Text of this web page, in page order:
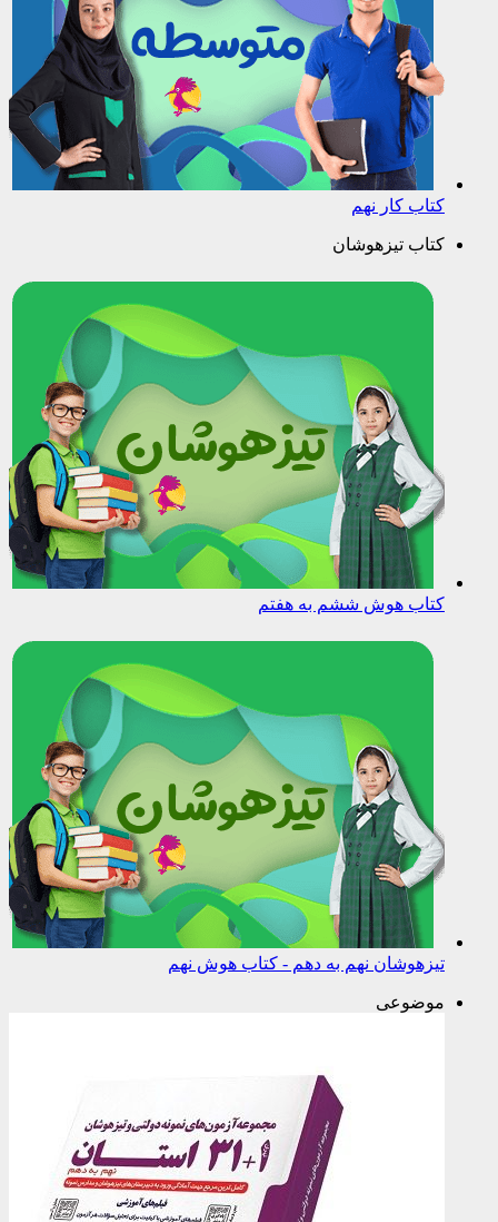
کتاب کار نهم
کتاب تیزهوشان
کتاب هوش ششم به هفتم
تیزهوشان نهم به دهم - کتاب هوش نهم
موضوعی